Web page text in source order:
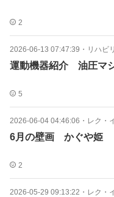
2
2026-06-13 07:47:39 ・ リハビ
運動機器紹介 油圧マ
5
2026-06-04 04:46:06 ・ レク・
6月の壁画 かぐや姫
2
2026-05-29 09:13:22 ・ レク・